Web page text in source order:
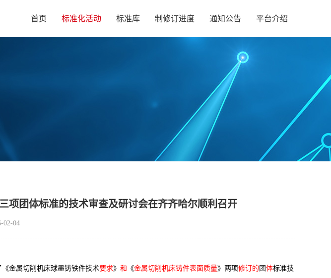
首页 标准化活动 标准库 制修订进度 通知公告 平台介绍
项团体标准的技术审查及研讨会在齐齐哈尔顺利召开
04
金属切削机床球墨铸铁件技术要求》 和 《金属切削机床铸件表面质量》两项修订的 团 体标准技